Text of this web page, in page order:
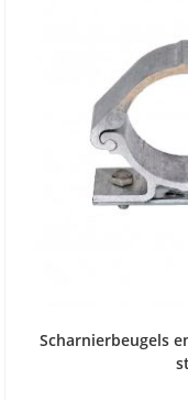
Scharnierbeugels